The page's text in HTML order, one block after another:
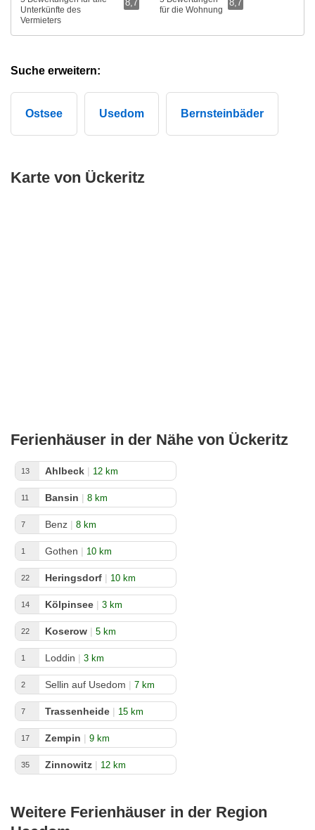
Unterkünfte des
Vermieters
8,7
für die Wohnung
8,7
Suche erweitern:
Ostsee Usedom Bernsteinbäder
Karte von Ückeritz
Ferienhäuser in der Nähe von Ückeritz
13 Ahlbeck | 12 km
11 Bansin | 8 km
7 Benz | 8 km
1 Gothen | 10 km
22 Heringsdorf | 10 km
14 Kölpinsee | 3 km
22 Koserow | 5 km
1 Loddin | 3 km
2 Sellin auf Usedom | 7 km
7 Trassenheide | 15 km
17 Zempin | 9 km
35 Zinnowitz | 12 km
Weitere Ferienhäuser in der Region